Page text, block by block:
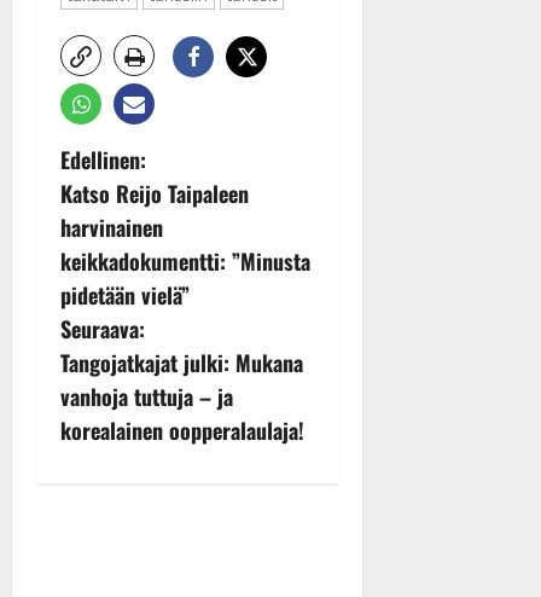
P
o
s
t
n
a
Edellinen:
Katso Reijo Taipaleen
harvinainen
keikkadokumentti: ”Minusta
pidetään vielä”
Seuraava:
Tangojatkajat julki: Mukana
vanhoja tuttuja – ja
korealainen oopperalaulaja!